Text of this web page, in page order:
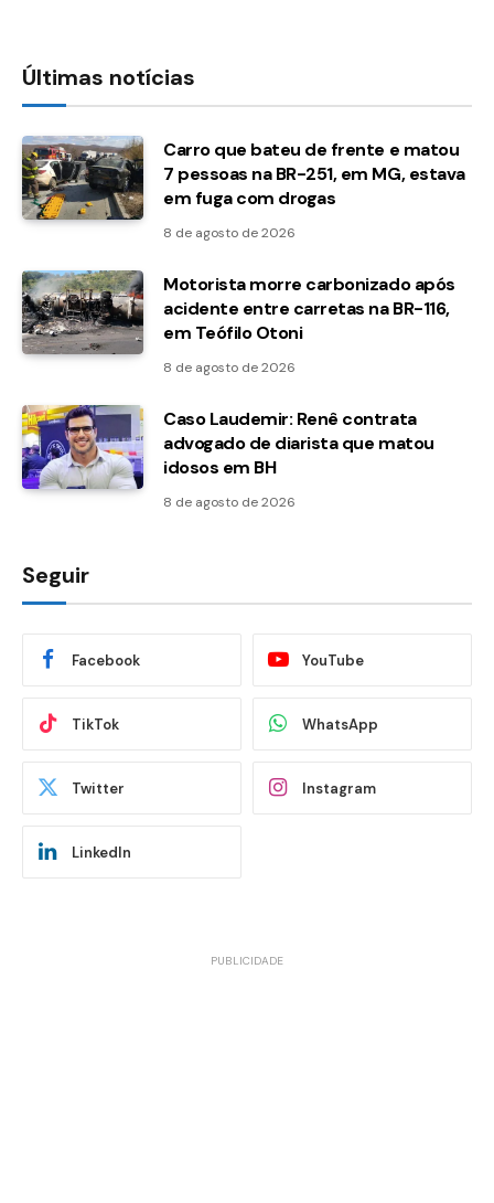
Últimas notícias
Carro que bateu de frente e matou
7 pessoas na BR-251, em MG, estava
em fuga com drogas
8 de agosto de 2026
Motorista morre carbonizado após
acidente entre carretas na BR-116,
em Teófilo Otoni
8 de agosto de 2026
Caso Laudemir: Renê contrata
advogado de diarista que matou
idosos em BH
8 de agosto de 2026
Seguir
Facebook YouTube
TikTok WhatsApp
Twitter Instagram
LinkedIn